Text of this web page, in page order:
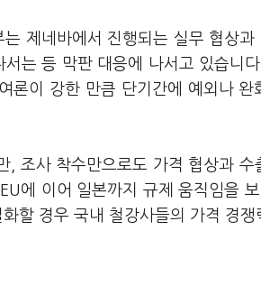
제네바에서 진행되는 실무 협상과
는 등 막판 대응에 나서고 있습니다
론이 강한 만큼 단기간에 예외나 완
, 조사 착수만으로도 가격 협상과 수
에 이어 일본까지 규제 움직임을
할 경우 국내 철강사들의 가격 경쟁